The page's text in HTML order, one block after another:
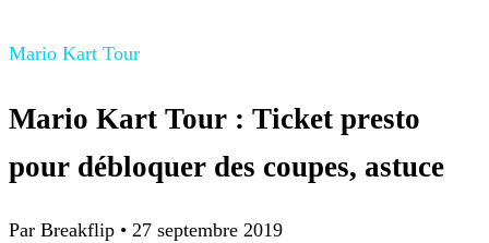
Mario Kart Tour
Mario Kart Tour : Ticket presto
pour débloquer des coupes, astuce
Par Breakflip • 27 septembre 2019